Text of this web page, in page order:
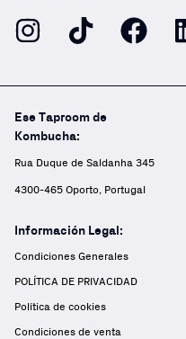
Ese Taproom de
Kombucha:
Rua Duque de Saldanha 345
4300-465 Oporto, Portugal
Información Legal:
Condiciones Generales
POLÍTICA DE PRIVACIDAD
Política de cookies
Condiciones de venta